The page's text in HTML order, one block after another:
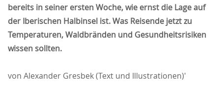
bereits in seiner ersten Woche, wie ernst die Lage auf
der Iberischen Halbinsel ist. Was Reisende jetzt zu
Temperaturen, Waldbränden und Gesundheitsrisiken
wissen sollten.
von Alexander Gresbek (Text und Illustrationen)'